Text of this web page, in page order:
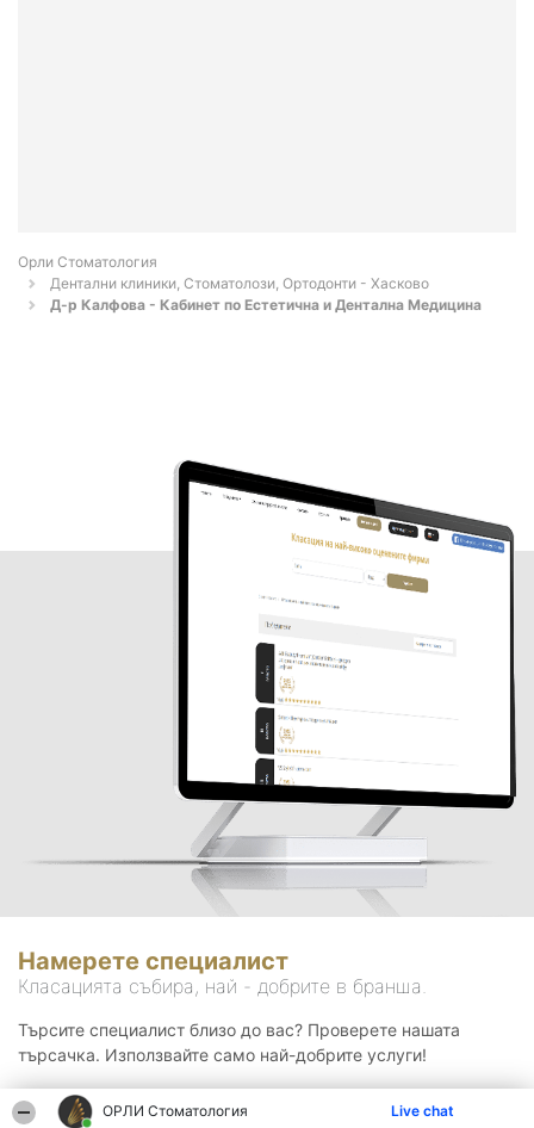
ОРЛИ Стоматология Live chat
Орли Стоматология
Дентални клиники, Стоматолози, Ортодонти - Хасково
Д-р Калфова - Кабинет по Естетична и Дентална Медицина
Намерете специалист
Класацията събира, най - добрите в бранша.
Търсите специалист близо до вас? Проверете нашата
търсачка. Използвайте само най-добрите услуги!